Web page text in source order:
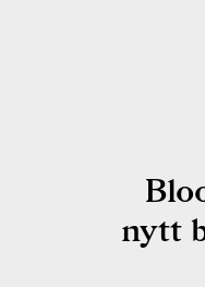
nytt